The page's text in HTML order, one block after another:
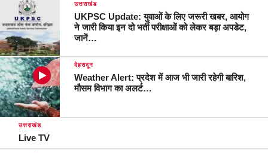
उत्तराखंड
UKPSC Update: युवाओं के लिए जरूरी खबर, आयोग
ने जारी किया इन दो भर्ती परीक्षाओं को लेकर बड़ा अपडेट,
जानें…
देहरादून
Weather Alert: प्रदेश में आज भी जारी रहेगी बारिश,
मौसम विभाग का अलर्ट…
उत्तराखंड
Live TV